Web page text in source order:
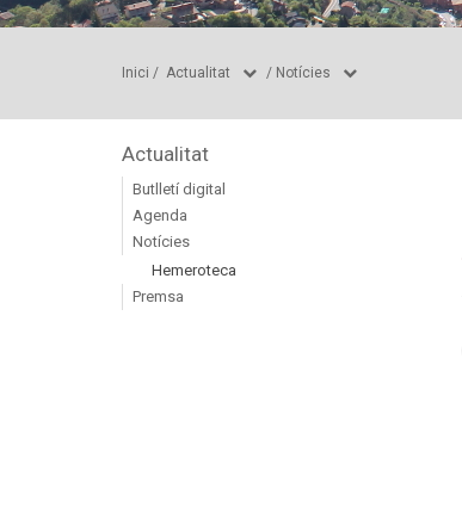
Inici / Actualitat / Notícies
Actualitat
Butlletí digital
Agenda
Notícies
Hemeroteca
Premsa